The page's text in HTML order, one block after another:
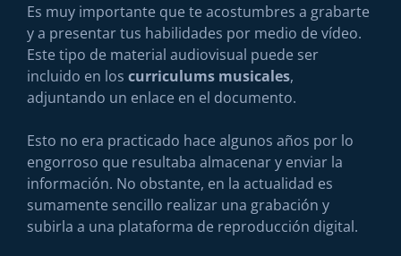
Es muy importante que te acostumbres a grabarte
y a presentar tus habilidades por medio de vídeo.
Este tipo de material audiovisual puede ser
incluido en los curriculums musicales,
adjuntando un enlace en el documento.
Esto no era practicado hace algunos años por lo
engorroso que resultaba almacenar y enviar la
información. No obstante, en la actualidad es
sumamente sencillo realizar una grabación y
subirla a una plataforma de reproducción digital.